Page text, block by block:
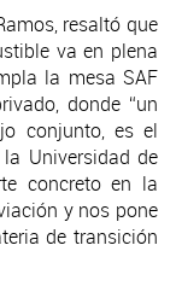
resaltó que
va en plena
la mesa SAF
donde “un
conjunto, es el
Universidad de
concreto en la
y nos pone
de transición